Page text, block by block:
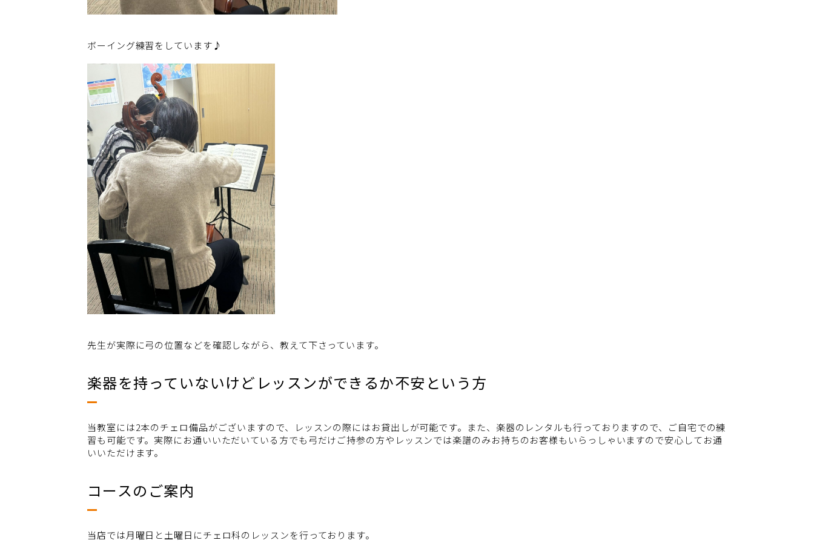
ボーイング練習をしています♪
先生が実際に弓の位置などを確認しながら、教えて下さっています。
楽器を持っていないけどレッスンができるか不安という方
当教室には2本のチェロ備品がございますので、レッスンの際にはお貸出しが可能です。また、楽器のレンタルも行っておりますので、ご自宅での練
習も可能です。実際にお通いいただいている方でも弓だけご持参の方やレッスンでは楽譜のみお持ちのお客様もいらっしゃいますので安心してお通
いいただけます。
コースのご案内
当店では月曜日と土曜日にチェロ科のレッスンを行っております。